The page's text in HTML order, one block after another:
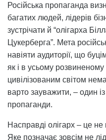
Російська пропаганда
багатих людей, лідерів
зустрічати й “олігарха
Цукерберга”. Мета
навіяти аудиторії, що
як і в усьому розвиненому
цивілізованим світом
варто зауважити, – один
пропаганди.
Насправді олігарх – це не
Яке позначає зовсім не